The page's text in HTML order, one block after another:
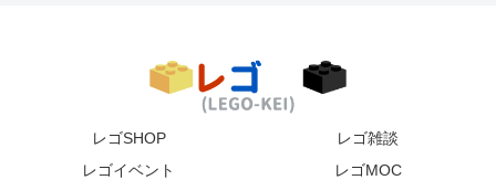
レゴSHOP
レゴ雑談
レゴイベント
レゴMOC